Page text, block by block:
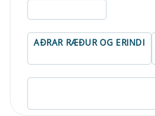
AÐRAR RÆÐUR OG ERINDI